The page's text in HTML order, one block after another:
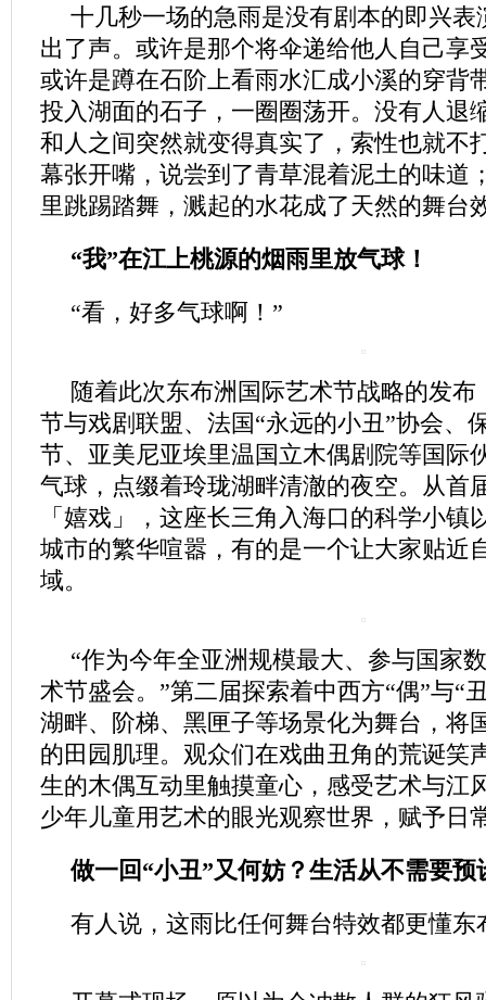
十几秒一场的急雨是没有剧本的即兴表
出了声。或许是那个将伞递给他人自己享
或许是蹲在石阶上看雨水汇成小溪的穿背
投入湖面的石子，一圈圈荡开。没有人退
和人之间突然就变得真实了，索性也就不
幕张开嘴，说尝到了青草混着泥土的味道
里跳踢踏舞，溅起的水花成了天然的舞台
“我”在江上桃源的烟雨里放气球！
“看，好多气球啊！”
随着此次东布洲国际艺术节战略的发
节与戏剧联盟、法国“永远的小丑”协会、
节、亚美尼亚埃里温国立木偶剧院等国际
气球，点缀着玲珑湖畔清澈的夜空。从首
「嬉戏」，这座长三角入海口的科学小镇
城市的繁华喧嚣，有的是一个让大家贴近
域。
“作为今年全亚洲规模最大、参与国家
术节盛会。”第二届探索着中西方“偶”与“
湖畔、阶梯、黑匣子等场景化为舞台，将
的田园肌理。观众们在戏曲丑角的荒诞笑
生的木偶互动里触摸童心，感受艺术与江
少年儿童用艺术的眼光观察世界，赋予日
做一回“小丑”又何妨？生活从不需要预
有人说，这雨比任何舞台特效都更懂东